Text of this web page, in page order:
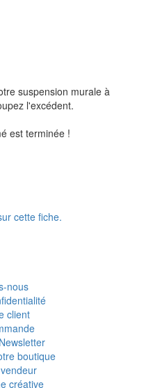
suspension murale à
l'excédent.
est terminée !
cette fiche.
nous
client
boutique
créative